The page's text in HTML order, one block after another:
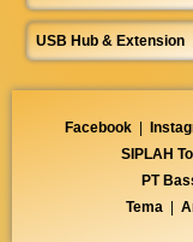
USB Hub & Extension
Facebook |
SIPLAH
PT
Tema |